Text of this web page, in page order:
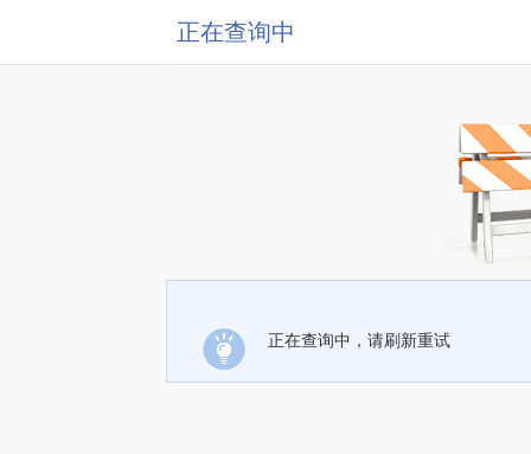
正在查询中
正在查询中，请刷新重试